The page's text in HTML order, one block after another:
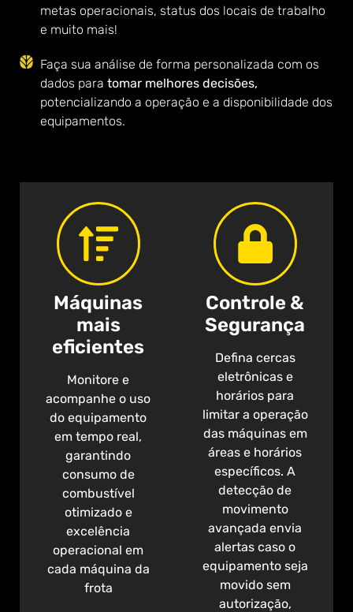
metas operacionais, status dos locais de trabalho
e muito mais!
Faça sua análise de forma personalizada com os
dados paratomar melhores decisões,
potencializando a operação e a disponibilidade dos
equipamentos.
Máquinas
mais
eficientes
Monitore e
acompanhe o uso
do equipamento
em tempo real,
garantindo
consumo de
combustível
otimizado e
excelência
operacional em
cada máquina da
frota
Controle &
Segurança
Defina cercas
eletrônicas e
horários para
limitar a operação
das máquinas em
áreas e horários
específicos. A
detecção de
movimento
avançada envia
alertas caso o
equipamento seja
movido sem
autorização,